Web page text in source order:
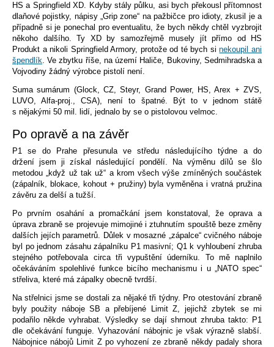
HS a Springfield XD. Kdyby stály půlku, asi bych překousl přítomnost
dlaňové pojistky, nápisy „Grip zone“ na pažbičce pro idioty, zkusil je a
případně si je ponechal pro eventualitu, že bych někdy chtěl vyzbrojit
někoho dalšího. Ty XD by samozřejmě musely jít přímo od HS
Produkt a nikoli Springfield Armory, protože od té bych sinekoupil ani
špendlík . Ve zbytku říše, na území Haliče, Bukoviny, Sedmihradska a
Vojvodiny žádný výrobce pistolí není.
Suma sumárum (Glock, CZ, Steyr, Grand Power, HS, Arex + ZVS,
LUVO, Alfa-proj., CSA), není to špatné. Být to v jednom státě
s nějakými 50 mil. lidí, jednalo by se o pistolovou velmoc.
Po opravě a na závěr
P1 se do Prahe přesunula ve středu následujícího týdne a do
držení jsem ji získal následující pondělí. Na výměnu dílů se šlo
metodou „když už tak už“ a krom všech výše zmíněných součástek
(zápalník, blokace, kohout + pružiny) byla vyměněna i vratná pružina
závěru za delší a tužší.
Po prvním osahání a promačkání jsem konstatoval, že oprava a
úprava zbraně se projevuje mimojiné i ztuhnutím spouště beze změny
dalších jejích parametrů. Důlek v mosazné „zápalce“ cvičného náboje
byl po jednom zásahu zápalníku P1 masivní; Q1 k vyhloubení zhruba
stejného potřebovala circa tři vypuštění úderníku. To mě naplnilo
očekáváním spolehlivé funkce bicího mechanismu i u „NATO spec“
střeliva, které má zápalky obecně tvrdší.
Na střelnici jsme se dostali za nějaké tři týdny. Pro otestování zbraně
byly použity náboje SB a přebíjené Limit Z, jejichž zbytek se mi
podařilo někde vyhrabat. Výsledky se dají shrnout zhruba takto: P1
dle očekávání funguje. Vyhazování nábojnic je však výrazně slabší.
Nábojnice nábojů Limit Z po vyhození ze zbraně někdy padaly shora